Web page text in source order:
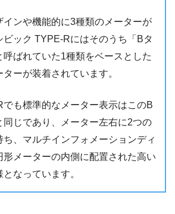
インや機能的に3種類のメーターが
ビック TYPE-Rにはそのうち「Bタ
呼ばれていた1種類をベースとした
ーが装着されています。
でも標準的なメーター表示はこのB
同じであり、メーター左右に2つの
ち、マルチインフォメーションディ
形メーターの内側に配置された高い
なっています。